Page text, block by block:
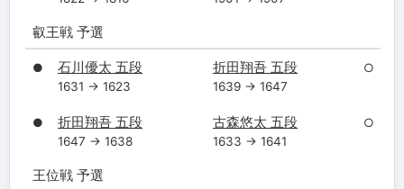
叡王戦 予選
● 石川優太 五段
1631 → 1623
折田翔吾 五段
1639 → 1647
○
● 折田翔吾 五段
1647 → 1638
古森悠太 五段
1633 → 1641
○
王位戦 予選